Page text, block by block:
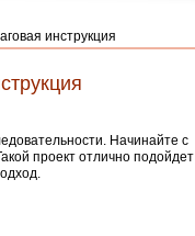
инструкция
Начинайте с
проект отлично подойдет